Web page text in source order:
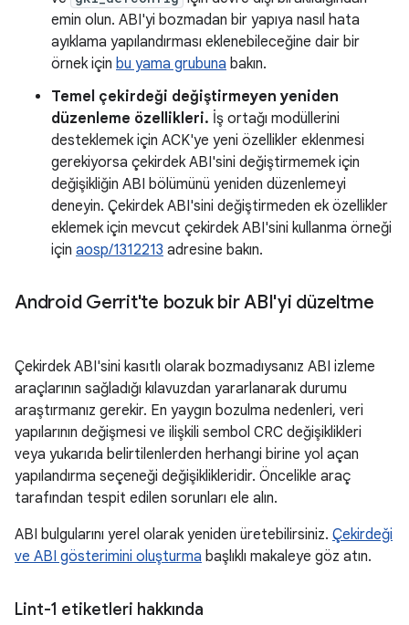
emin olun. ABI'yi bozmadan bir yapıya nasıl hata
ayıklama yapılandırması eklenebileceğine dair bir
örnek için bu yama grubuna bakın.
Temel çekirdeği değiştirmeyen yeniden
düzenleme özellikleri. İş ortağı modüllerini
desteklemek için ACK'ye yeni özellikler eklenmesi
gerekiyorsa çekirdek ABI'sini değiştirmemek için
değişikliğin ABI bölümünü yeniden düzenlemeyi
deneyin. Çekirdek ABI'sini değiştirmeden ek özellikler
eklemek için mevcut çekirdek ABI'sini kullanma örneği
için aosp/1312213 adresine bakın.
Android Gerrit'te bozuk bir ABI'yi düzeltme
Çekirdek ABI'sini kasıtlı olarak bozmadıysanız ABI izleme
araçlarının sağladığı kılavuzdan yararlanarak durumu
araştırmanız gerekir. En yaygın bozulma nedenleri, veri
yapılarının değişmesi ve ilişkili sembol CRC değişiklikleri
veya yukarıda belirtilenlerden herhangi birine yol açan
yapılandırma seçeneği değişiklikleridir. Öncelikle araç
tarafından tespit edilen sorunları ele alın.
ABI bulgularını yerel olarak yeniden üretebilirsiniz. Çekirdeği
ve ABI gösterimini oluşturma başlıklı makaleye göz atın.
Lint-1 etiketleri hakkında